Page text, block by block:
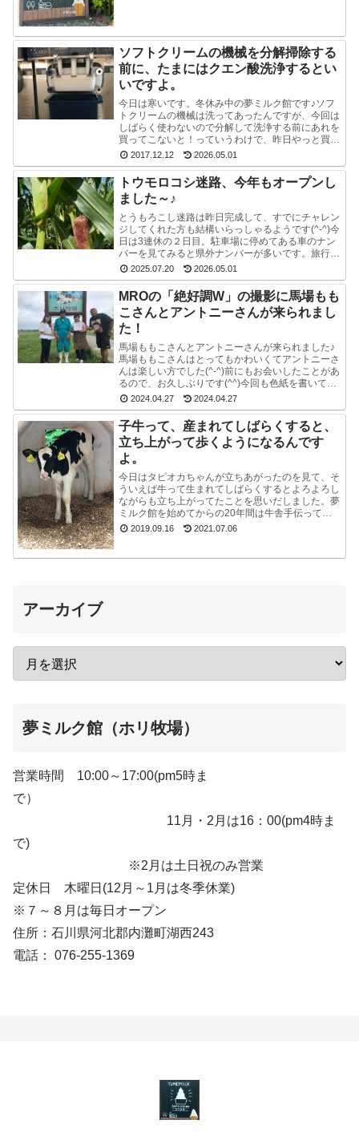
ソフトクリームの機械を分解掃除する
前に、たまにはクエン酸洗浄するとい
いですよ。
今日は寒いです。冬休み中の夢ミルク館です♪ソフ
トクリームの機械は洗ってあったんですが、今回は
しばらく使わないので分解して洗浄する前にあれを
買ってこないと！っていうわけで、昨日やっと買っ
てきました。ポットのクエン酸洗浄剤。粉末のやつ
2017.12.12 2026.05.01
トウモロコシ迷路、今年もオープンし
ました～♪
とうもろこし迷路は昨日完成して、すでにチャレン
ジしてくれた方も結構いらっしゃるようです(^-^)今
日は3連休の２日目。駐車場に停めてある車のナン
バーを見てみると県外ナンバーが多いです。旅行と
か帰省ですかね(^^)みんな楽しそうで良かったで
2025.07.20 2026.05.01
MROの「絶好調W」の撮影に馬場もも
こさんとアントニーさんが来られまし
た！
馬場ももこさんとアントニーさんが来られました♪
馬場ももこさんはとってもかわいくてアントニーさ
んは楽しい方でした(^-^)前にもお会いしたことがあ
るので、お久しぶりです(^^)今回も色紙を書いて戴
いたので、夢ミルク館に来られた時には、ぜひ、
2024.04.27 2024.04.27
子牛って、産まれてしばらくすると、
立ち上がって歩くようになるんです
よ。
今日はタピオカちゃんが立ちあがったのを見て、そ
ういえば牛って生まれてしばらくするとよろよろし
ながらも立ち上がってたことを思いだしました。夢
ミルク館を始めてからの20年間は牛舎手伝ってな
いので、うっかり忘れてました。ちょうど牧場長が
2019.09.16 2021.07.06
アーカイブ
夢ミルク館（ホリ牧場）
営業時間 10:00～17:00(pm5時ま
で）
11月・2月は16：00(pm4時ま
で)
※2月は土日祝のみ営業
定休日 木曜日(12月～1月は冬季休業)
※７～８月は毎日オープン
住所：石川県河北郡内灘町湖西243
電話： 076-255-1369